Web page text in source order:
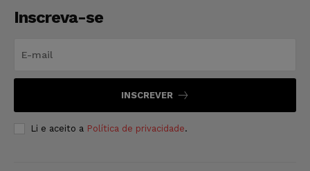
Inscreva-se
INSCREVER
Li e aceito a Política de privacidade.